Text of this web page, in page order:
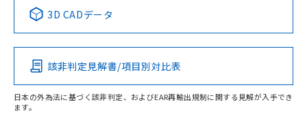
Pb Hg Cd Cr(VI)
O
この製品の規格認証/適合状況ページへ
その他の認証はこちらのページからご検索ください
3D CADデータ
該非判定見解書/項目別対比表
日本の外為法に基づく該非判定、およびEAR再輸出規制に関する見解が入手でき
ます。